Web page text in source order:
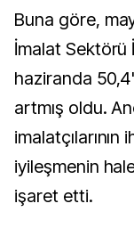
Buna göre,
İmalat Sektörü
haziranda
artmış oldu.
iyileşmenin
işaret etti.